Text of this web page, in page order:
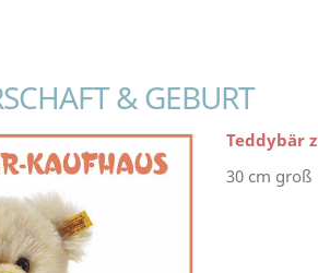
& GEBURT
Teddybär
30 cm groß